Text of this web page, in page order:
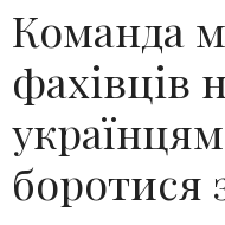
Команда
фахівців
боротися